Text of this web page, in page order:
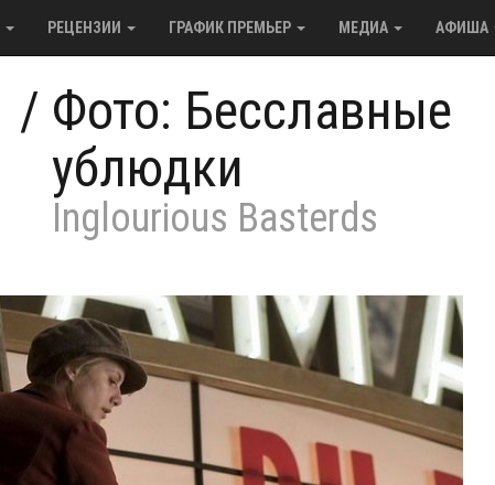
РЕЦЕНЗИИ ГРАФИК ПРЕМЬЕР МЕДИА АФИША
/ Фото: Бесславные
ублюдки
Inglourious Basterds